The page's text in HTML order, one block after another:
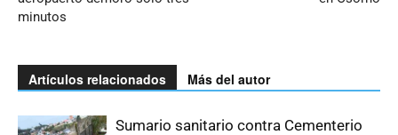
minutos
Artículos relacionados Más del autor
Sumario sanitario contra Cementerio